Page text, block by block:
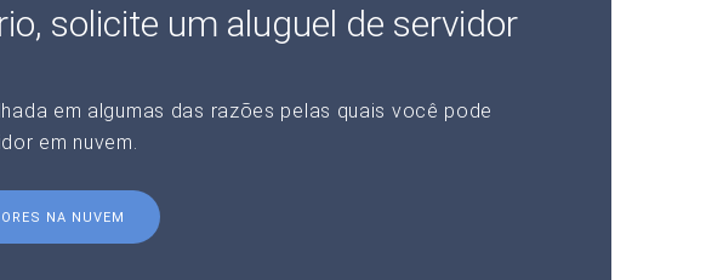
solicite um aluguel de servidor
em algumas das razões pelas quais você pode
em nuvem.
NA NUVEM